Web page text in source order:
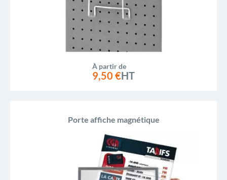
À partir de
9,50 €HT
Porte affiche magnétique